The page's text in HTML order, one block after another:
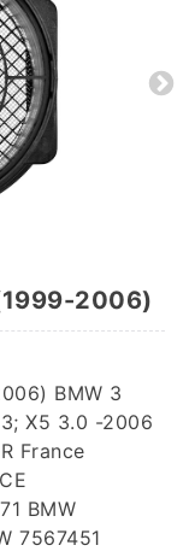
2006)
BMW 3
X5 3.0 -2006
France
BMW
7567451